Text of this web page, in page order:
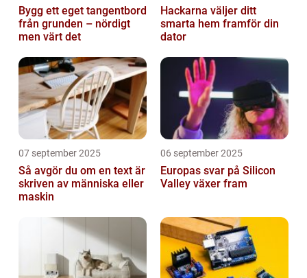
Bygg ett eget tangentbord
från grunden – nördigt
men värt det
Hackarna väljer ditt
smarta hem framför din
dator
07 september 2025
Så avgör du om en text är
skriven av människa eller
maskin
06 september 2025
Europas svar på Silicon
Valley växer fram